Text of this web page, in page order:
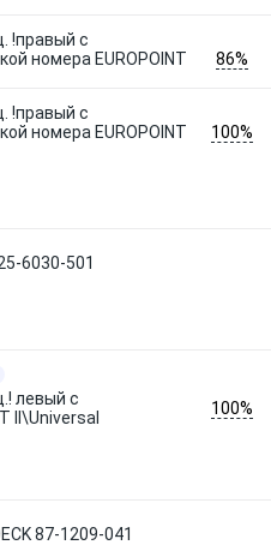
!правый с
номера EUROPOINT
86%
!правый с
номера EUROPOINT
100%
6030-501
левый с
ll\Universal
100%
87-1209-041